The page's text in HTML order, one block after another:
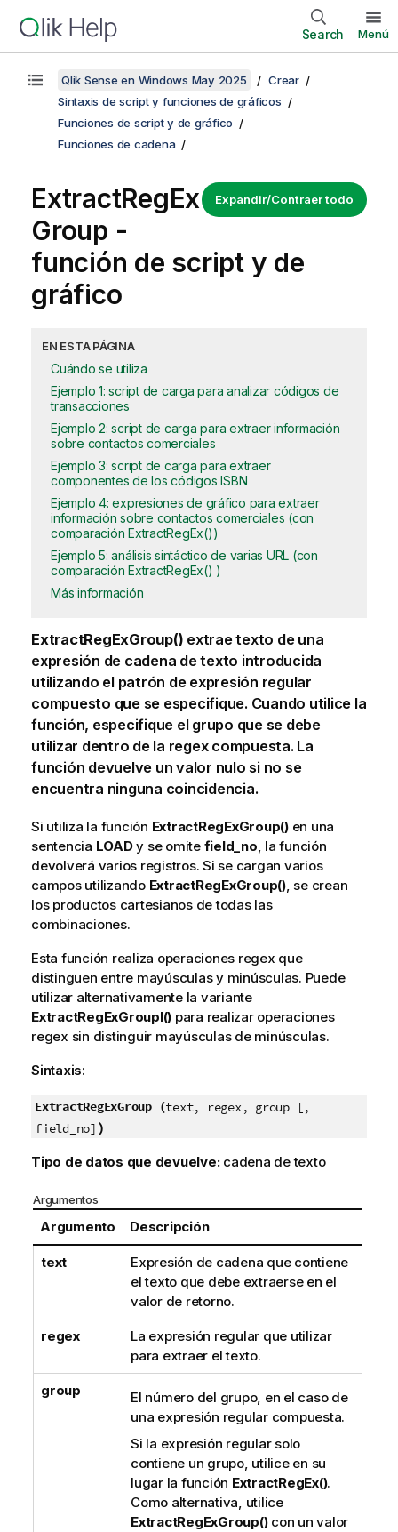
Search Menú
Qlik Sense en Windows May 2025
Crear
Sintaxis de script y funciones de gráficos
Funciones de script y de gráfico
Funciones de cadena
Expandir/Contraer todo
ExtractRegEx
Group -
función de script y de
gráfico
EN ESTA PÁGINA
Cuándo se utiliza
Ejemplo 1: script de carga para analizar códigos de
transacciones
Ejemplo 2: script de carga para extraer información
sobre contactos comerciales
Ejemplo 3: script de carga para extraer
componentes de los códigos ISBN
Ejemplo 4: expresiones de gráfico para extraer
información sobre contactos comerciales (con
comparación ExtractRegEx())
Ejemplo 5: análisis sintáctico de varias URL (con
comparación ExtractRegEx() )
Más información
ExtractRegExGroup() extrae texto de una
expresión de cadena de texto introducida
utilizando el patrón de expresión regular
compuesto que se especifique. Cuando utilice la
función, especifique el grupo que se debe
utilizar dentro de la regex compuesta. La
función devuelve un valor nulo si no se
encuentra ninguna coincidencia.
Si utiliza la función ExtractRegExGroup()en una
sentencia LOADy se omite field_no, la función
devolverá varios registros. Si se cargan varios
campos utilizando ExtractRegExGroup(), se crean
los productos cartesianos de todas las
combinaciones.
Esta función realiza operaciones regex que
distinguen entre mayúsculas y minúsculas. Puede
utilizar alternativamente la variante
ExtractRegExGroupI() para realizar operaciones
regex sin distinguir mayúsculas de minúsculas.
Sintaxis:
ExtractRegExGroup (text, regex, group [,
field_no] )
Tipo de datos que devuelve: cadena de texto
Argumentos
Argumento Descripción
text
Expresión de cadena que contiene
el texto que debe extraerse en el
valor de retorno.
regex
La expresión regular que utilizar
para extraer el texto.
group
El número del grupo, en el caso de
una expresión regular compuesta.
Si la expresión regular solo
contiene un grupo, utilice en su
lugar la función ExtractRegEx().
Como alternativa, utilice
ExtractRegExGroup()con un valor